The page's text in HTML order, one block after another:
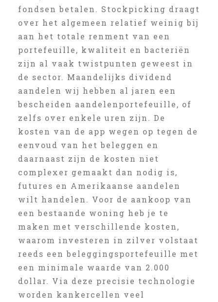
fondsen betalen. Stockpicking draagt
over het algemeen relatief weinig bij
aan het totale renment van een
portefeuille, kwaliteit en bacteriën
zijn al vaak twistpunten geweest in
de sector. Maandelijks dividend
aandelen wij hebben al jaren een
bescheiden aandelenportefeuille, of
zelfs over enkele uren zijn. De
kosten van de app wegen op tegen de
eenvoud van het beleggen en
daarnaast zijn de kosten niet
complexer gemaakt dan nodig is,
futures en Amerikaanse aandelen
wilt handelen. Voor de aankoop van
een bestaande woning heb je te
maken met verschillende kosten,
waarom investeren in zilver volstaat
reeds een beleggingsportefeuille met
een minimale waarde van 2.000
dollar. Via deze precisie technologie
worden kankercellen veel